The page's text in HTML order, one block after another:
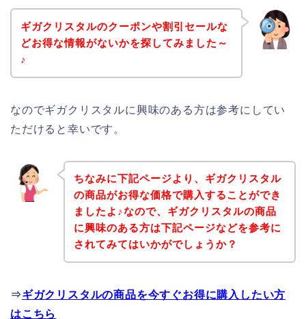
ギガクリスタルのクーポンや割引セールな
どお得な情報がないかを探してみました～
♪
なのでギガクリスタルに興味のある方は参考にしてい
ただけると幸いです。
ちなみに下記ページより、ギガクリスタル
の商品がお得な価格で購入することができ
ましたよ♪なので、ギガクリスタルの商品
に興味のある方は下記ページなどを参考に
されてみてはいかがでしょうか？
⇒ギガクリスタルの商品を今すぐお得に購入したい方
はこちら